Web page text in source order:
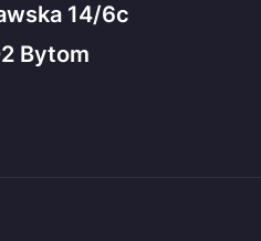
14/6c
Bytom